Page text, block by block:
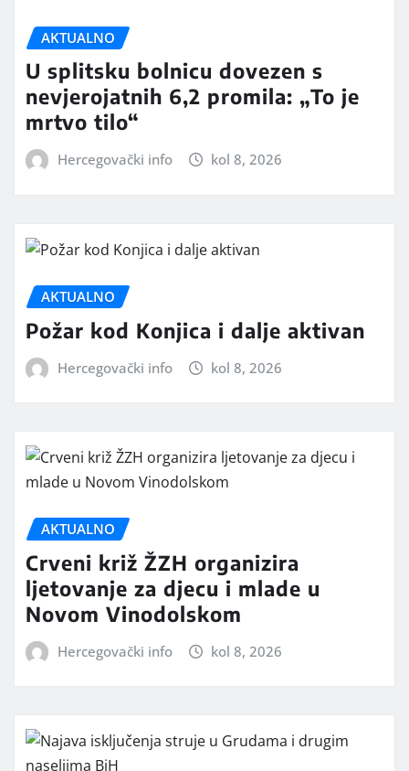
AKTUALNO
U splitsku bolnicu dovezen s
nevjerojatnih 6,2 promila: „To je
mrtvo tilo“
Hercegovački info kol 8, 2026
AKTUALNO
Požar kod Konjica i dalje aktivan
Hercegovački info kol 8, 2026
AKTUALNO
Crveni križ ŽZH organizira
ljetovanje za djecu i mlade u
Novom Vinodolskom
Hercegovački info kol 8, 2026